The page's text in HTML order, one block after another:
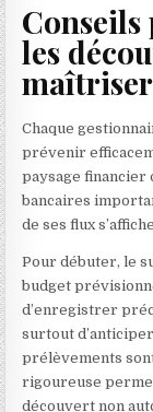
les
Chaque
prévenir
paysage
bancaires
de ses flux
Pour débuter, le
budget
d’enregistrer
surtout
prélèvements
rigoureuse
découvert non